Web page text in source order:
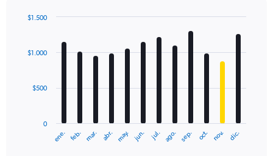
displaying
with
12
The
ene. feb. mar. abr. may. jun. jul. ago. sep. oct. nov. dic.
0
$500
$1.000
$1.500